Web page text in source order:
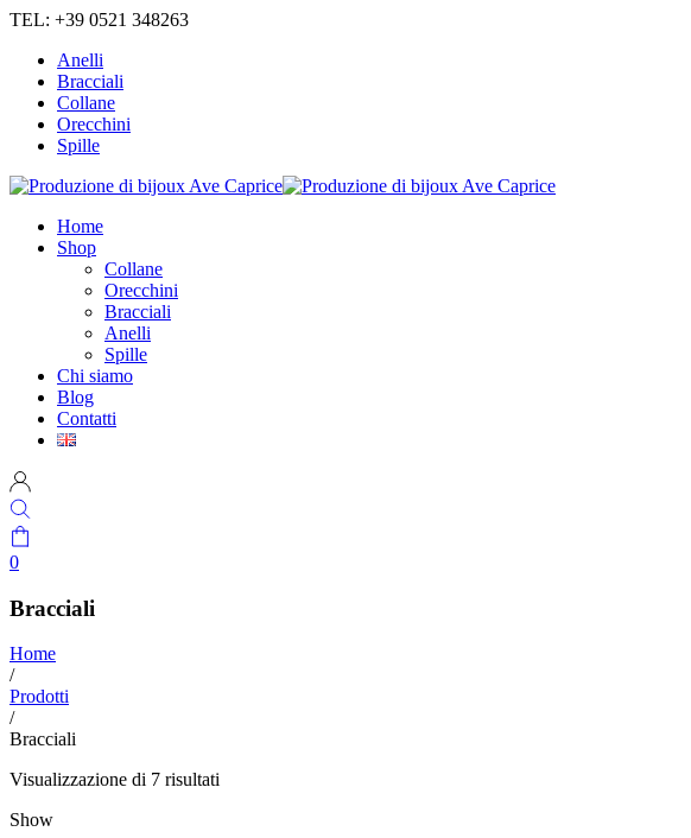
TEL: +39 0521 348263
Anelli
Bracciali
Collane
Orecchini
Spille
Home
Shop
Collane
Orecchini
Bracciali
Anelli
Spille
Chi siamo
Blog
Contatti
0
Bracciali
Home
/
Prodotti
/
Bracciali
Visualizzazione di 7 risultati
Show